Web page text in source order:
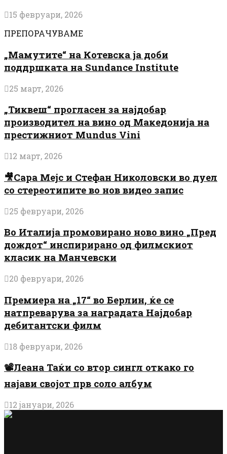
15 февруари, 2026
ПРЕПОРАЧУВАМЕ
„Мамутите“ на Котевска ја доби
поддршката на Sundance Institute
25 март, 2026
„Тиквеш“ прогласен за најдобар
производител на вино од Македонија на
престижниот Mundus Vini
12 март, 2026
🎥Сара Мејс и Стефан Николовски во дуел
со стереотипите во нов видео запис
25 февруари, 2026
Во Италија промовирано ново вино „Пред
дождот“ инспирирано од филмскиот
класик на Манчевски
20 февруари, 2026
Премиера на „17“ во Берлин, ќе се
натпреварува за наградата Најдобар
дебитантски филм
18 февруари, 2026
📽️Леана Таќи со втор сингл откако го
најави својот прв соло албум
12 јануари, 2026